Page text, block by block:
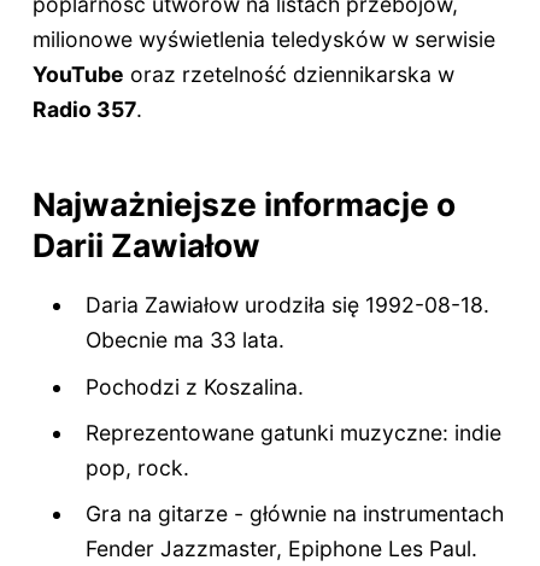
milionowe wyświetlenia teledysków w serwisie
YouTube oraz rzetelność dziennikarska w
Radio 357.
Najważniejsze informacje o
Darii Zawiałow
Daria Zawiałow urodziła się 1992-08-18.
Obecnie ma 33 lata.
Pochodzi z Koszalina.
Reprezentowane gatunki muzyczne: indie
pop, rock.
Gra na gitarze - głównie na instrumentach
Fender Jazzmaster, Epiphone Les Paul.